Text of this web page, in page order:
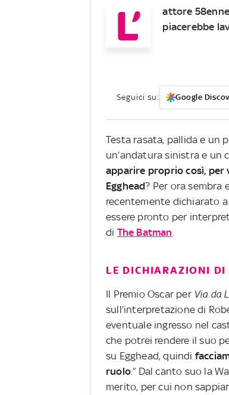
L’
attore
piacerebbe
Seguici su: Google
Testa rasata, pallida e un
un’andatura sinistra e un
apparire proprio così, per
Egghead? Per ora sembra
recentemente dichiarato
essere pronto per
di The Batman
LE DICHIARAZIONI DI
Il Premio Oscar per Via da
sull’interpretazione di
eventuale ingresso nel
che potrei rendere il suo
su Egghead, quindi
ruolo.” Dal canto suo la
merito, per cui non